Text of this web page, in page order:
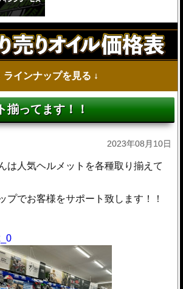
ラインナップを見る ↓
揃ってます！！
2023年08月10日
は人気ヘルメットを各種取り揃えて
プでお客様をサポート致します！！